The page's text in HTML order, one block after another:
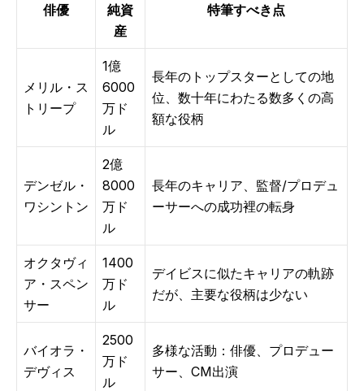
俳優
純資
産
特筆すべき点
メリル・ス
トリープ
1億
6000
万ド
ル
長年のトップスターとしての地
位、数十年にわたる数多くの高
額な役柄
デンゼル・
ワシントン
2億
8000
万ド
ル
長年のキャリア、監督/プロデュ
ーサーへの成功裡の転身
オクタヴィ
ア・スペン
サー
1400
万ド
ル
デイビスに似たキャリアの軌跡
だが、主要な役柄は少ない
バイオラ・
デヴィス
2500
万ド
ル
多様な活動：俳優、プロデュー
サー、CM出演